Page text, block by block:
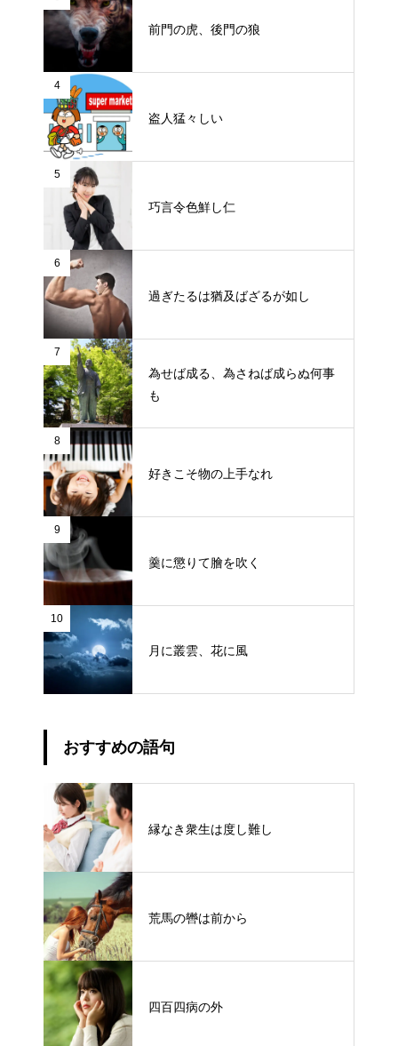
前門の虎、後門の狼
4
盗人猛々しい
5
巧言令色鮮し仁
6
過ぎたるは猶及ばざるが如し
7
為せば成る、為さねば成らぬ何事
も
8
好きこそ物の上手なれ
9
羹に懲りて膾を吹く
10
月に叢雲、花に風
おすすめの語句
縁なき衆生は度し難し
荒馬の轡は前から
四百四病の外